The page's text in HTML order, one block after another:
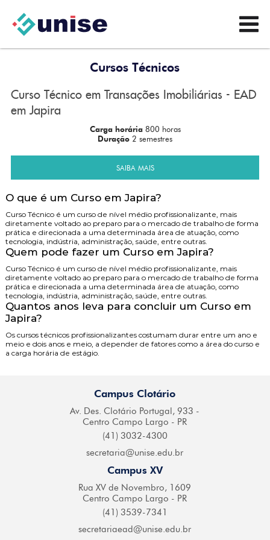
Cursos Técnicos
Curso Técnico em Transações Imobiliárias - EAD
em Japira
Carga horária 800 horas
Duração 2 semestres
SAIBA MAIS
O que é um Curso em Japira?
Curso Técnico é um curso de nível médio profissionalizante, mais
diretamente voltado ao preparo para o mercado de trabalho de forma
prática e direcionada a uma determinada área de atuação, como
tecnologia, indústria, administração, saúde, entre outras.
Quem pode fazer um Curso em Japira?
Curso Técnico é um curso de nível médio profissionalizante, mais
diretamente voltado ao preparo para o mercado de trabalho de forma
prática e direcionada a uma determinada área de atuação, como
tecnologia, indústria, administração, saúde, entre outras.
Quantos anos leva para concluir um Curso em
Japira?
Os cursos técnicos profissionalizantes costumam durar entre um ano e
meio e dois anos e meio, a depender de fatores como a área do curso e
a carga horária de estágio.
Campus Clotário
Av. Des. Clotário Portugal, 933 -
Centro Campo Largo - PR
(41) 3032-4300
secretaria@unise.edu.br
Campus XV
Rua XV de Novembro, 1609
Centro Campo Largo - PR
(41) 3539-7341
secretariaead@unise.edu.br